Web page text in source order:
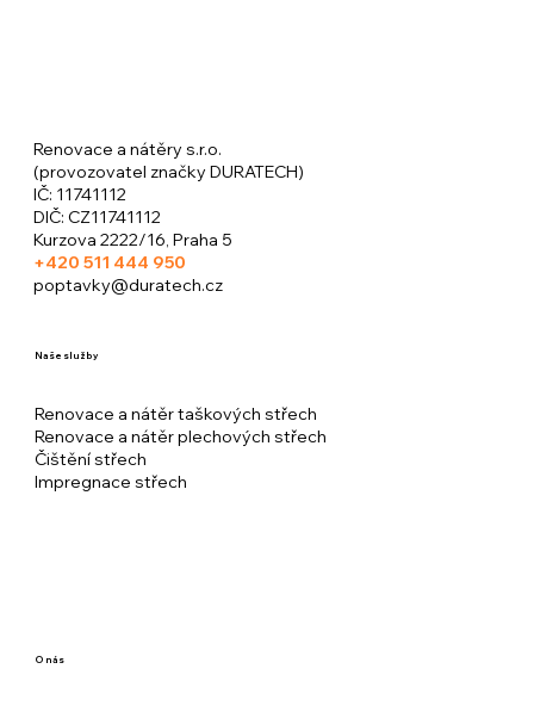
Renovace a nátěry s.r.o.
(provozovatel značky DURATECH)
​IČ: 11741112
DIČ: CZ11741112
Kurzova 2222/16, Praha 5
+420 511 444 950
poptavky@duratech.cz
Naše služby
Renovace a nátěr taškových střech
Renovace a nátěr plechových střech
Čištění střech
Impregnace střech
O nás